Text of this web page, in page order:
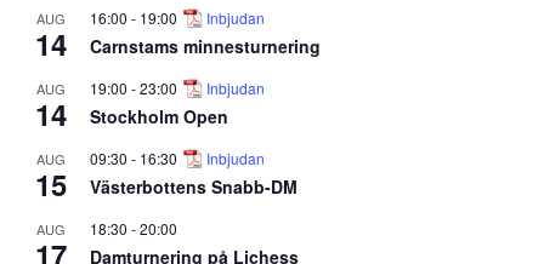
AUG
14
16:00 - 19:00 Inbjudan
Carnstams minnesturnering
AUG
14
19:00 -23:00 Inbjudan
Stockholm Open
AUG
15
09:30 - 16:30 Inbjudan
Västerbottens Snabb-DM
AUG
17
18:30 -20:00
Damturnering på Lichess